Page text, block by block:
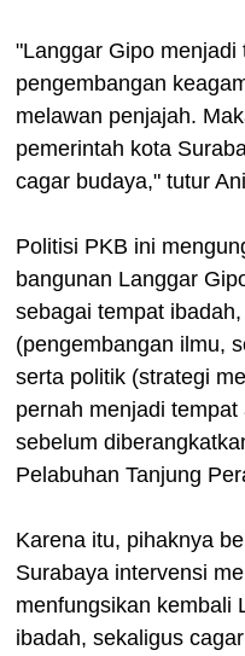
"Langgar Gipo menjadi
pengembangan
melawan penjajah.
pemerintah kota
cagar budaya," tutur
Politisi PKB ini
bangunan Langgar
sebagai tempat
(pengembangan ilmu,
serta politik (strategi
pernah menjadi
sebelum
Pelabuhan Tanjung
Karena itu, pihaknya
Surabaya intervensi
menfungsikan kembali
ibadah, sekaligus